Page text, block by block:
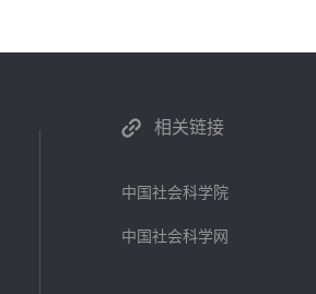
相关链接
中国社会科学院
中国社会科学网